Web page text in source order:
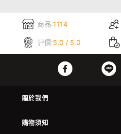
商品:1114
評價:5.0 / 5.0
關於我們
購物須知